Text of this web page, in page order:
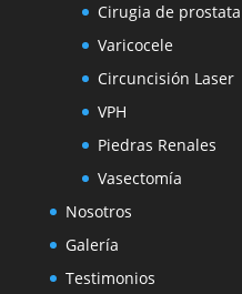
Cirugia de prostata
Varicocele
Circuncisión Laser
VPH
Piedras Renales
Vasectomía
Nosotros
Galería
Testimonios